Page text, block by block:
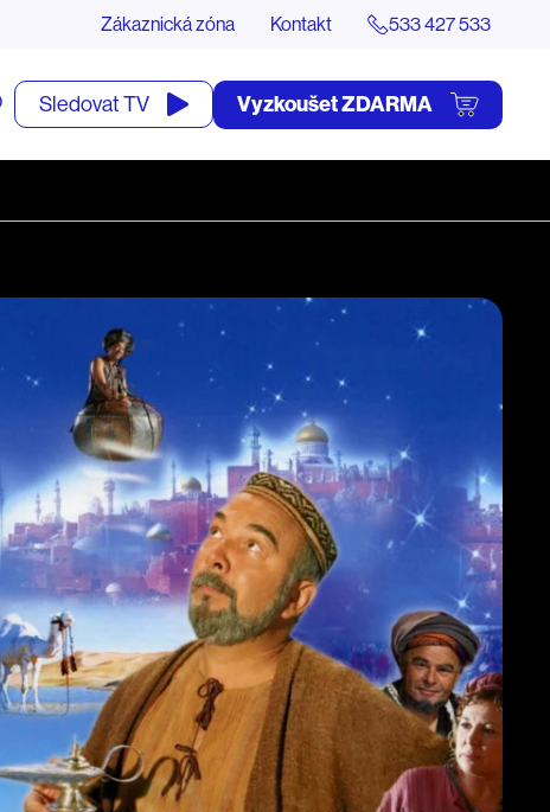
Zákaznická zóna Kontakt 533 427 533
Otevřít
vyhledávání
Sledovat TV Vyzkoušet ZDARMA